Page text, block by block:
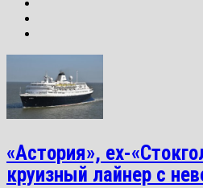
«Астория», ex-
круизный лайнер с